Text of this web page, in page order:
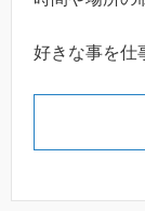
好きな事を